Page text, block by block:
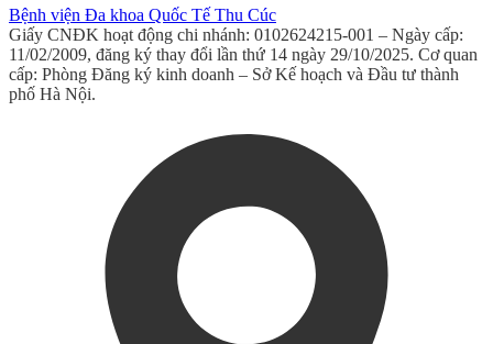
Bệnh viện Đa khoa Quốc Tế Thu Cúc
Giấy CNĐK hoạt động chi nhánh: 0102624215-001 – Ngày cấp:
11/02/2009, đăng ký thay đổi lần thứ 14 ngày 29/10/2025. Cơ quan
cấp: Phòng Đăng ký kinh doanh – Sở Kế hoạch và Đầu tư thành
phố Hà Nội.